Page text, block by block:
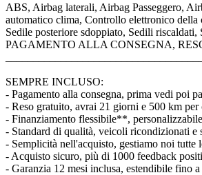
ABS, Airbag laterali, Airbag Passeggero,
automatico clima, Controllo elettronico
Sedile posteriore sdoppiato, Sedili
PAGAMENTO ALLA CONSEGNA,
SEMPRE INCLUSO:
- Pagamento alla consegna, prima vedi poi
- Reso gratuito, avrai 21 giorni e 500 km per
- Finanziamento flessibile**,
- Standard di qualità, veicoli ricondizionati e
- Semplicità nell'acquisto, gestiamo noi tutte
- Acquisto sicuro, più di 1000 feedback
- Garanzia 12 mesi inclusa, estendibile fino a